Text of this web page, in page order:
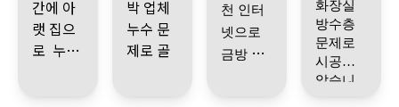
다셔서
미안했
네요
깔끔하
게 시공
믿을 수
있었어
요
에요
다 감사
합니다
칠 간격
으로 계
속 테스
트 하고
상황을
년 만에
찾아서
공사를
하게 되
었죠
찾아 낸
것도 대
간에 아
랫 집으
로 누수
박 업체
누수 문
제로 골
천 인터
넷으로
금방 문
화장실
방수층
문제로
시공받
았습니